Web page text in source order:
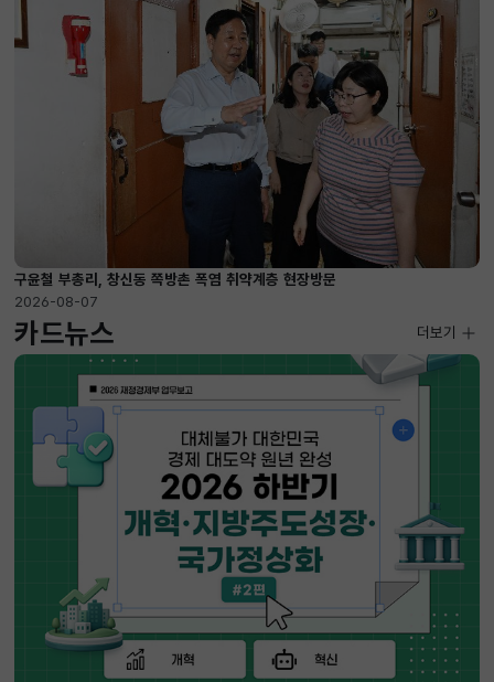
구윤철 부총리, 창신동 쪽방촌 폭염 취약계층 현장방문
2026-08-07
카드뉴스 더보기